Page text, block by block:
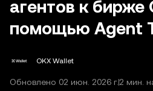
агентов к бирже
помощью Agent
OKX Wallet
Обновлено 02 июн. 2026 г. 2 мин.